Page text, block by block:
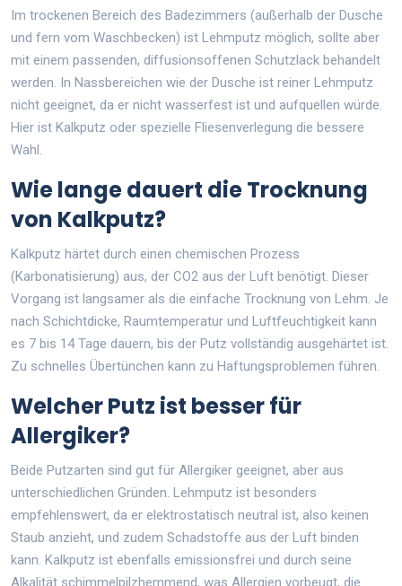
Im trockenen Bereich des Badezimmers (außerhalb der Dusche
und fern vom Waschbecken) ist Lehmputz möglich, sollte aber
mit einem passenden, diffusionsoffenen Schutzlack behandelt
werden. In Nassbereichen wie der Dusche ist reiner Lehmputz
nicht geeignet, da er nicht wasserfest ist und aufquellen würde.
Hier ist Kalkputz oder spezielle Fliesenverlegung die bessere
Wahl.
Wie lange dauert die Trocknung
von Kalkputz?
Kalkputz härtet durch einen chemischen Prozess
(Karbonatisierung) aus, der CO2 aus der Luft benötigt. Dieser
Vorgang ist langsamer als die einfache Trocknung von Lehm. Je
nach Schichtdicke, Raumtemperatur und Luftfeuchtigkeit kann
es 7 bis 14 Tage dauern, bis der Putz vollständig ausgehärtet ist.
Zu schnelles Übertünchen kann zu Haftungsproblemen führen.
Welcher Putz ist besser für
Allergiker?
Beide Putzarten sind gut für Allergiker geeignet, aber aus
unterschiedlichen Gründen. Lehmputz ist besonders
empfehlenswert, da er elektrostatisch neutral ist, also keinen
Staub anzieht, und zudem Schadstoffe aus der Luft binden
kann. Kalkputz ist ebenfalls emissionsfrei und durch seine
Alkalität schimmelpilzhemmend, was Allergien vorbeugt, die